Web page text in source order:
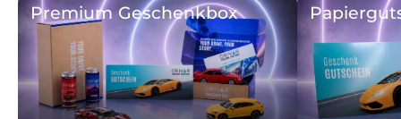
Premium Geschenkbox